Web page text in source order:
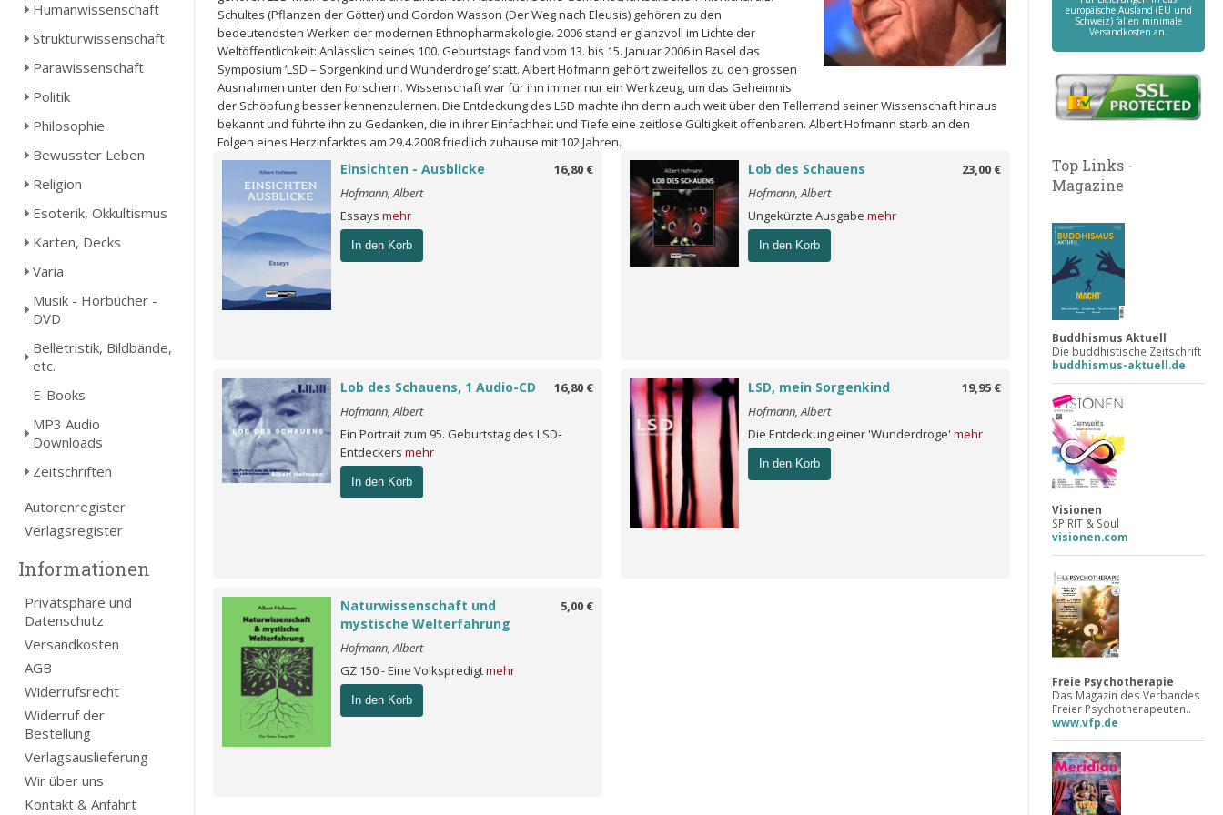
Humanwissenschaft
Strukturwissenschaft
Parawissenschaft
Politik
Philosophie
Bewusster Leben
Religion
Esoterik, Okkultismus
Karten, Decks
Varia
Musik - Hörbücher -
DVD
Belletristik, Bildbände,
etc.
E-Books
MP3 Audio
Downloads
Zeitschriften
Autorenregister
Verlagsregister
Informationen
Privatsphäre und
Datenschutz
Versandkosten
AGB
Widerrufsrecht
Widerruf der
Bestellung
Verlagsauslieferung
Wir über uns
Kontakt & Anfahrt
Schultes (Pflanzen der Götter) und Gordon Wasson (Der Weg nach Eleusis) gehören zu den
bedeutendsten Werken der modernen Ethnopharmakologie. 2006 stand er glanzvoll im Lichte der
Weltöffentlichkeit: Anlässlich seines 100. Geburtstags fand vom 13. bis 15. Januar 2006 in Basel das
Symposium ‘LSD – Sorgenkind und Wunderdroge’ statt. Albert Hofmann gehört zweifellos zu den grossen
Ausnahmen unter den Forschern. Wissenschaft war für ihn immer nur ein Werkzeug, um das Geheimnis
der Schöpfung besser kennenzulernen. Die Entdeckung des LSD machte ihn denn auch weit über den Tellerrand seiner Wissenschaft hinaus
bekannt und führte ihn zu Gedanken, die in ihrer Einfachheit und Tiefe eine zeitlose Gültigkeit offenbaren. Albert Hofmann starb an den
Folgen eines Herzinfarktes am 29.4.2008 friedlich zuhause mit 102 Jahren.
16,80 €
Einsichten - Ausblicke
Hofmann, Albert
Essays mehr
In den Korb
23,00 €
Lob des Schauens
Hofmann, Albert
Ungekürzte Ausgabe mehr
In den Korb
16,80 €
Lob des Schauens, 1 Audio-CD
Hofmann, Albert
Ein Portrait zum 95. Geburtstag des LSD-
Entdeckers mehr
In den Korb
19,95 €
LSD, mein Sorgenkind
Hofmann, Albert
Die Entdeckung einer 'Wunderdroge' mehr
In den Korb
5,00 €
Naturwissenschaft und
mystische Welterfahrung
Hofmann, Albert
GZ 150 - Eine Volkspredigtmehr
In den Korb
europäische Ausland (EU und
Schweiz) fallen minimale
Versandkosten an.
Top Links -
Magazine
Buddhismus Aktuell
Die buddhistische Zeitschrift
buddhismus-aktuell.de
Visionen
SPIRIT & Soul
visionen.com
Freie Psychotherapie
Das Magazin des Verbandes
Freier Psychotherapeuten..
www.vfp.de